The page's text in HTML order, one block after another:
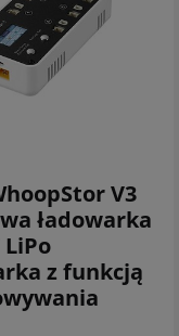
V3
ładowarka
LiPo
z funkcją